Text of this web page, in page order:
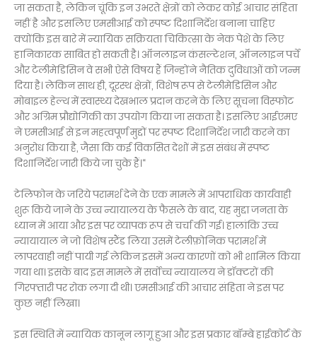
जा सकता है, लेकिन चूंकि इन उभरते क्षेत्रों को लेकर कोई आचार संहिता
नहीं है और इसलिए एमसीआई को स्पष्ट दिशानिर्देश बनाना चाहिए
क्योंकि इस बारे में न्यायिक सक्रियता चिकित्सा के नेक पेशे के लिए
हानिकारक साबित हो सकती है। ऑनलाइन कंसल्टेशन, ऑनलाइन पर्चे
और टेलीमेडिसिन वे सभी ऐसे विषय हैं जिन्होंने नैतिक दुविधाओं को जन्म
दिया है। लेकिन साथ ही, दूरस्थ क्षेत्रों, विशेष रूप से टेलीमेडिसिन और
मोबाइल हेल्थ में स्वास्थ्य देखभाल प्रदान करने के लिए सूचना विस्फोट
और अग्रिम प्रौद्योगिकी का उपयोग किया जा सकता है। इसलिए आईएमए
ने एमसीआई से इन महत्वपूर्ण मुद्दों पर स्पष्ट दिशानिर्देश जारी करने का
अनुरोध किया है, जैसा कि कई विकसित देशों में इस संबंध में स्पष्ट
दिशानिर्देश जारी किये जा चुके हैं।“
टेलिफोन के जरिये परामर्श देने के एक मामले में आपराधिक कार्यवाही
शुरू किये जाने के उच्च न्यायालय के फैसले के बाद, यह मुद्दा जनता के
ध्यान में आया और इस पर व्यापक रूप से चर्चा की गई। हालांकि उच्च
न्यायायाल ने जो विशेष स्टैंड लिया उसमें टेलीफ़ोनिक परामर्श में
लापरवाही नहीं पायी गई लेकिन इसमें अन्य कारणों को भी शामिल किया
गया था। इसके बाद इस मामले में सर्वोच्च न्यायालय ने डॉक्टरों की
गिरफ्तारी पर रोक लगा दी थी। एमसीआई की आचार संहिता ने इस पर
कुछ नहीं लिखा।
इस स्थिति में न्यायिक कानून लागू हुआ और इस प्रकार बॉम्बे हाईकोर्ट के